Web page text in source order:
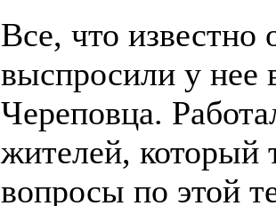
Все, что
выспросили у нее
Череповца.
жителей, который
вопросы по этой